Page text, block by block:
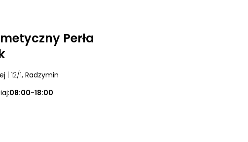
Perła
| 12/1, Radzymin
08:00-18:00